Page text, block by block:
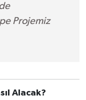
Projemiz
Alacak?